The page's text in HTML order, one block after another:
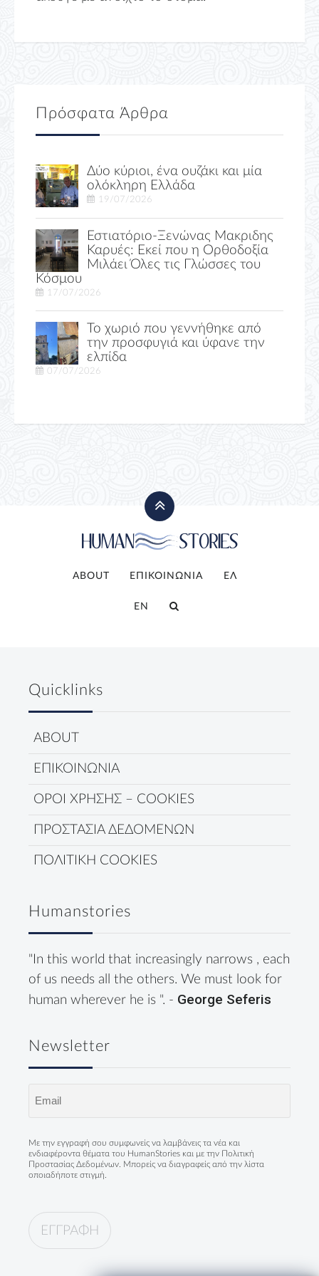
Πρόσφατα Άρθρα
Δύο κύριοι, ένα ουζάκι και μία
ολόκληρη Ελλάδα
19/07/2026
Εστιατόριο-Ξενώνας Μακριδης
Καρυές: Εκεί που η Ορθοδοξία
Μιλάει Όλες τις Γλώσσες του
Κόσμου
17/07/2026
Το χωριό που γεννήθηκε από
την προσφυγιά και ύφανε την
ελπίδα
07/07/2026
ABOUT ΕΠΙΚΟΙΝΩΝΙΑ ΕΛ
EN
Quicklinks
ABOUT
ΕΠΙΚΟΙΝΩΝΙΑ
ΟΡΟΙ ΧΡΗΣΗΣ – COOKIES
ΠΡΟΣΤΑΣΙΑ ΔΕΔΟΜΕΝΩΝ
ΠΟΛΙΤΙΚΗ COOKIES
Humanstories
"In this world that increasingly narrows , each
of us needs all the others. We must look for
human wherever he is ". - George Seferis
Newsletter
Με την εγγραφή σου συμφωνείς να λαμβάνεις τα νέα και
ενδιαφέροντα θέματα του HumanStories και με την
Πολιτική
Προστασίας Δεδομένων. Μπορείς να διαγραφείς από την λίστα
οποιαδήποτε στιγμή.